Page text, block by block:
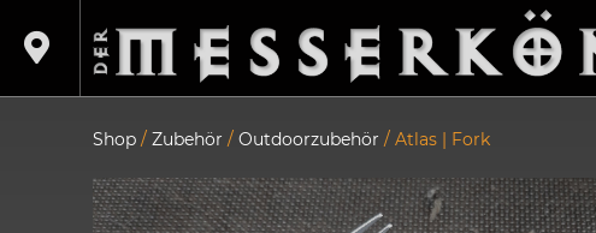
Shop /Zubehör /Outdoorzubehör / Atlas | Fork